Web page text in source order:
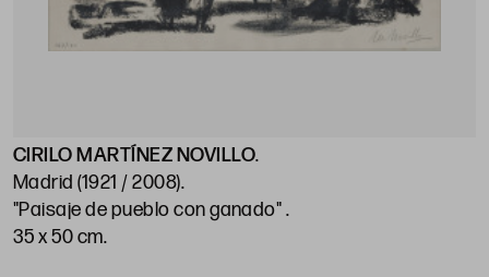
CIRILO MARTÍNEZ NOVILLO.
Madrid (1921 / 2008).
"Paisaje de pueblo con ganado".
35 x 50 cm.